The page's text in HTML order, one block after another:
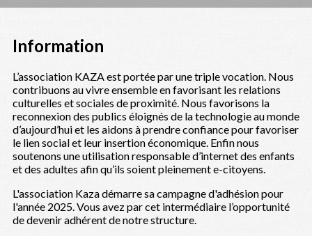
Information
L’association KAZA est portée par une triple vocation. Nous
contribuons au vivre ensemble en favorisant les relations
culturelles et sociales de proximité. Nous favorisons la
reconnexion des publics éloignés de la technologie au monde
d’aujourd’hui et les aidons à prendre confiance pour favoriser
le lien social et leur insertion économique. Enfin nous
soutenons une utilisation responsable d’internet des enfants
et des adultes afin qu’ils soient pleinement e-citoyens.
L'association Kaza démarre sa campagne d'adhésion pour
l'année 2025. Vous avez par cet intermédiaire l’opportunité
de devenir adhérent de notre structure.